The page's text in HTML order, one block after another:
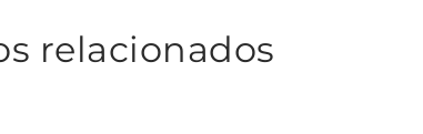
relacionados